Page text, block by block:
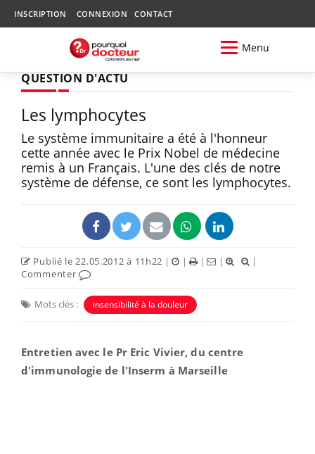
INSCRIPTION CONNEXION CONTACT
Menu
QUESTION D'ACTU
Les lymphocytes
Le système immunitaire a été à l'honneur
cette année avec le Prix Nobel de médecine
remis à un Français. L'une des clés de notre
système de défense, ce sont les lymphocytes.
Publié le 22.05.2012 à 11h22 | | | |
|
Commenter
Mots clés : insensibilité à la douleur
Entretien avec le Pr Eric Vivier, du centre
d'immunologie de l'Inserm à Marseille